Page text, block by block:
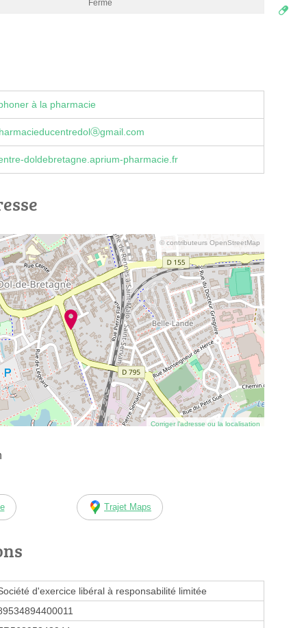
Fermé
à la pharmacie
doldebretagne.aprium-pharmacie.fr
© contributeurs OpenStreetMap
Corriger l’adresse ou la localisation
Trajet Maps
d'exercice libéral à responsabilité limitée